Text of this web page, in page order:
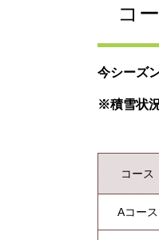
コ
今シーズ
※積雪状
コース
Aコース